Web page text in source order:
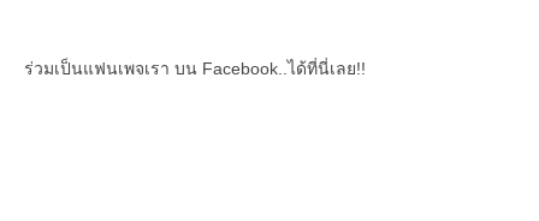
ร่วมเป็นแฟนเพจเรา บน Facebook..ได้ที่นี่เลย!!